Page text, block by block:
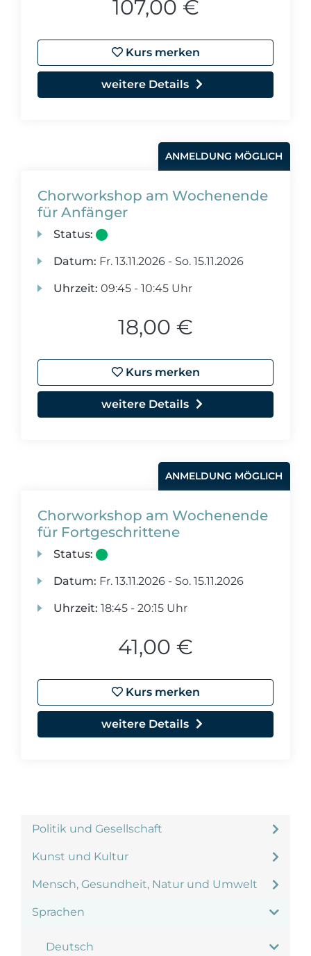
Politik und Gesellschaft
Kunst und Kultur
Mensch, Gesundheit, Natur und Umwelt
Sprachen
Deutsch
107,00 €
Kurs merken
weitere Details
ANMELDUNG MÖGLICH
Chorworkshop am Wochenende
für Anfänger
Status:
Datum: Fr. 13.11.2026 - So. 15.11.2026
Uhrzeit: 09:45 - 10:45 Uhr
18,00 €
Kurs merken
weitere Details
ANMELDUNG MÖGLICH
Chorworkshop am Wochenende
für Fortgeschrittene
Status:
Datum: Fr. 13.11.2026 - So. 15.11.2026
Uhrzeit: 18:45 - 20:15 Uhr
41,00 €
Kurs merken
weitere Details